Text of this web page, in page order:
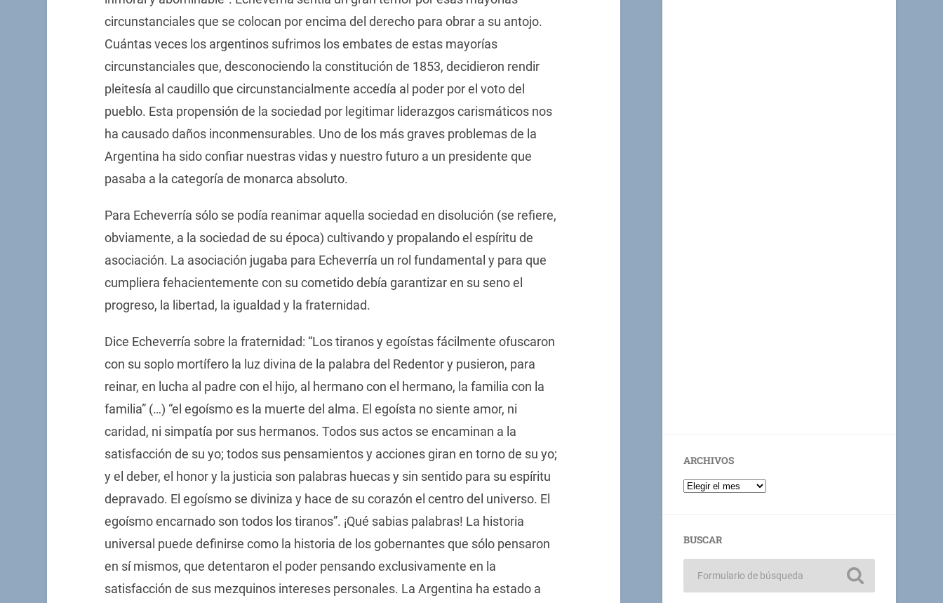
circunstanciales que se colocan por encima del derecho para obrar a su antojo.
Cuántas veces los argentinos sufrimos los embates de estas mayorías
circunstanciales que, desconociendo la constitución de 1853, decidieron rendir
pleitesía al caudillo que circunstancialmente accedía al poder por el voto del
pueblo. Esta propensión de la sociedad por legitimar liderazgos carismáticos nos
ha causado daños inconmensurables. Uno de los más graves problemas de la
Argentina ha sido confiar nuestras vidas y nuestro futuro a un presidente que
pasaba a la categoría de monarca absoluto.
Para Echeverría sólo se podía reanimar aquella sociedad en disolución (se refiere,
obviamente, a la sociedad de su época) cultivando y propalando el espíritu de
asociación. La asociación jugaba para Echeverría un rol fundamental y para que
cumpliera fehacientemente con su cometido debía garantizar en su seno el
progreso, la libertad, la igualdad y la fraternidad.
Dice Echeverría sobre la fraternidad: “Los tiranos y egoístas fácilmente ofuscaron
con su soplo mortífero la luz divina de la palabra del Redentor y pusieron, para
reinar, en lucha al padre con el hijo, al hermano con el hermano, la familia con la
familia” (…) “el egoísmo es la muerte del alma. El egoísta no siente amor, ni
caridad, ni simpatía por sus hermanos. Todos sus actos se encaminan a la
satisfacción de su yo; todos sus pensamientos y acciones giran en torno de su yo;
y el deber, el honor y la justicia son palabras huecas y sin sentido para su espíritu
depravado. El egoísmo se diviniza y hace de su corazón el centro del universo. El
egoísmo encarnado son todos los tiranos”. ¡Qué sabias palabras! La historia
universal puede definirse como la historia de los gobernantes que sólo pensaron
en sí mismos, que detentaron el poder pensando exclusivamente en la
satisfacción de sus mezquinos intereses personales. La Argentina ha estado a
ARCHIVOS
BUSCAR